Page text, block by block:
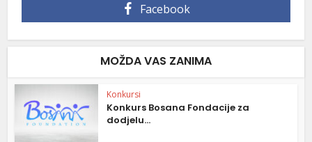
Facebook
MOŽDA VAS ZANIMA
Konkursi
Konkurs Bosana Fondacije za
dodjelu...